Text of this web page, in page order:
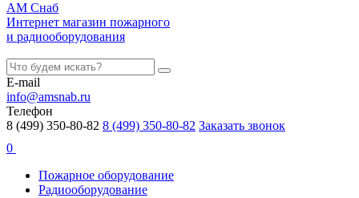
АМ Снаб
Интернет магазин пожарного
и радиооборудования
E-mail
info@amsnab.ru
Телефон
8 (499) 350-80-82 8 (499) 350-80-82 Заказать звонок
0
Пожарное оборудование
Радиооборудование